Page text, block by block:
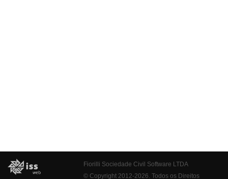
Fiorilli Sociedade Civil Software LTDA
© Copyright 2012-2026. Todos os Direitos